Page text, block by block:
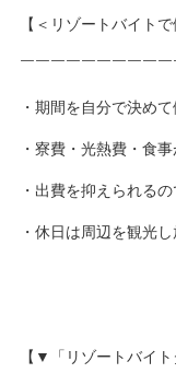
【＜リゾートバイトで
￣￣￣￣￣￣￣￣￣
・期間を自分で決め
・寮費・光熱費・食
・出費を抑えられる
・休日は周辺を観光し
【▼「リゾートバイ